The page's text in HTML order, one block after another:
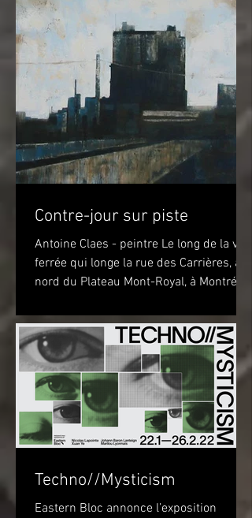
Contre-jour sur piste
Antoine Claes - peintre Le long de la voie
ferrée qui longe la rue des Carrières, au
nord du Plateau Mont-Royal, à Montréal,
Techno//Mysticism
Eastern Bloc annonce l’exposition